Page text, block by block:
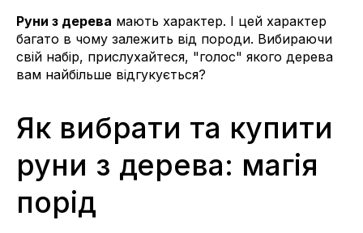
Руни з дерева мають характер. І цей характер
багато в чому залежить від породи. Вибираючи
свій набір, прислухайтеся, "голос" якого дерева
вам найбільше відгукується?
Як вибрати та купити
руни з дерева: магія
порід